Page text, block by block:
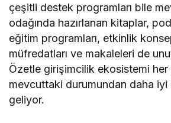
çeşitli destek programları bile
odağında hazırlanan kitaplar,
eğitim programları, etkinlik
müfredatları ve makaleleri de
Özetle girişimcilik ekosistemi her
mevcuttaki durumundan daha iyi
geliyor.